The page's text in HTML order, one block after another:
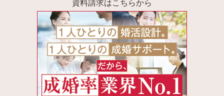
資料請求はこちらから